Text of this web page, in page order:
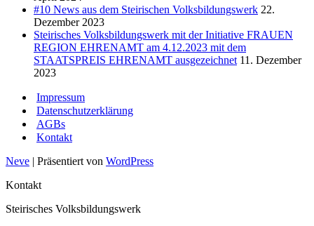
#10 News aus dem Steirischen Volksbildungswerk 22.
Dezember 2023
Steirisches Volksbildungswerk mit der Initiative FRAUEN
REGION EHRENAMT am 4.12.2023 mit dem
STAATSPREIS EHRENAMT ausgezeichnet 11. Dezember
2023
Impressum
Datenschutzerklärung
AGBs
Kontakt
Neve | Präsentiert von WordPress
Kontakt
Steirisches Volksbildungswerk